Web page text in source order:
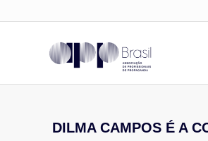
DILMA CAMPOS É A